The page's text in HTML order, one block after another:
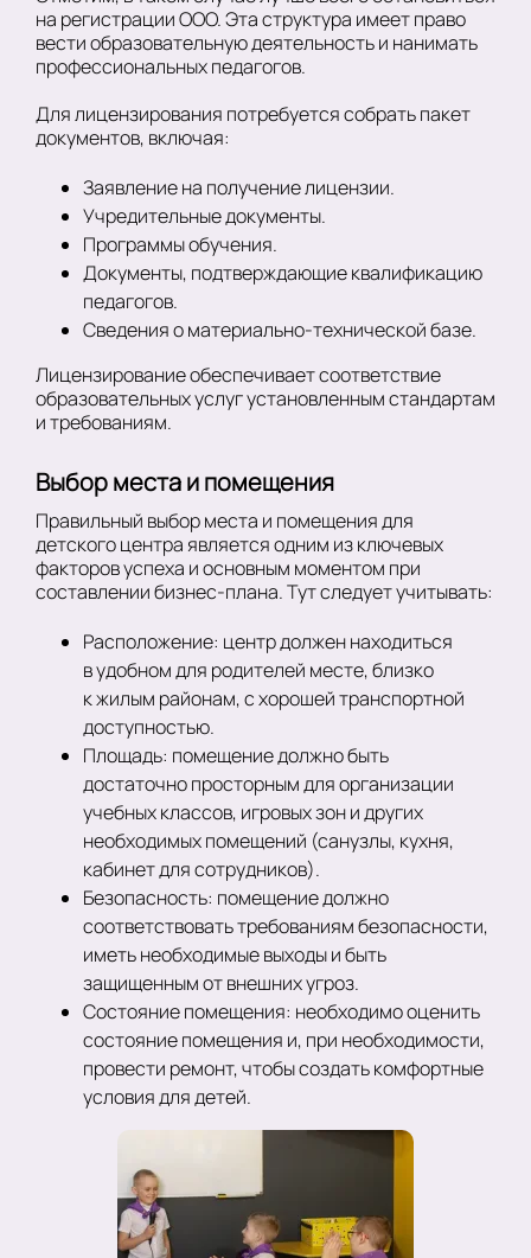
на регистрации ООО. Эта структура имеет право
вести образовательную деятельность и нанимать
профессиональных педагогов.
Для лицензирования потребуется собрать пакет
документов, включая:
Заявление на получение лицензии.
Учредительные документы.
Программы обучения.
Документы, подтверждающие квалификацию
педагогов.
Сведения о материально-технической базе.
Лицензирование обеспечивает соответствие
образовательных услуг установленным стандартам
и требованиям.
Выбор места и помещения
Правильный выбор места и помещения для
детского центра является одним из ключевых
факторов успеха и основным моментом при
составлении бизнес-плана. Тут следует учитывать:
Расположение: центр должен находиться
в удобном для родителей месте, близко
к жилым районам, с хорошей транспортной
доступностью.
Площадь: помещение должно быть
достаточно просторным для организации
учебных классов, игровых зон и других
необходимых помещений (санузлы, кухня,
кабинет для сотрудников).
Безопасность: помещение должно
соответствовать требованиям безопасности,
иметь необходимые выходы и быть
защищенным от внешних угроз.
Состояние помещения: необходимо оценить
состояние помещения и, при необходимости,
провести ремонт, чтобы создать комфортные
условия для детей.